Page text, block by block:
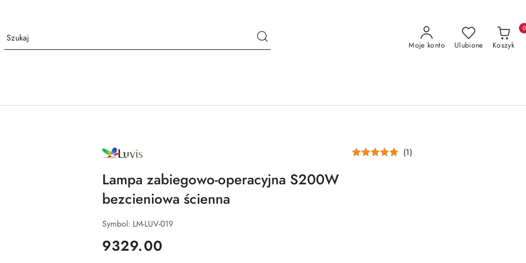
Moje konto Ulubione Koszyk
0
NAZWA
PRODUCENTA: (1)
Lampa zabiegowo-operacyjna S200W
bezcieniowa ścienna
Symbol: LM-LUV-019
cena:
9329.00